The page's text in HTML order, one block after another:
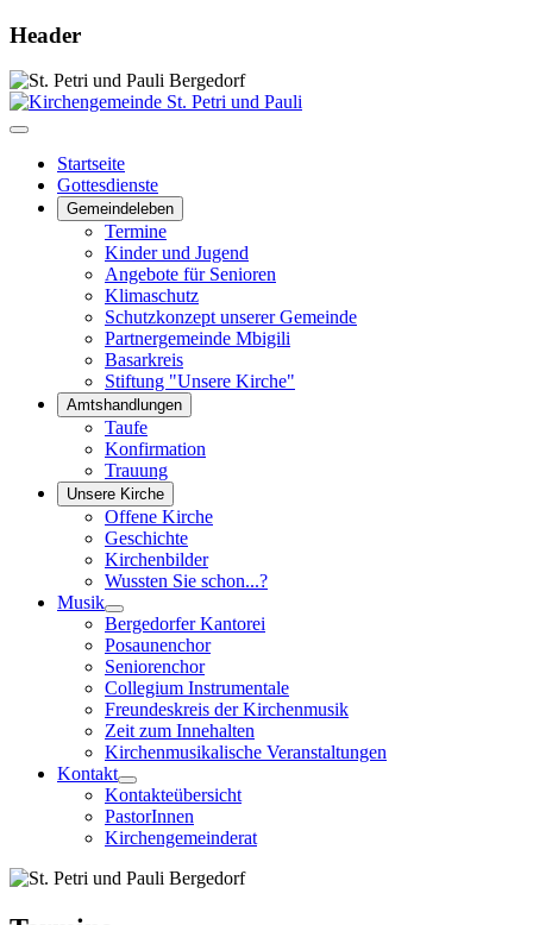
Header
Startseite
Gottesdienste
Gemeindeleben
Termine
Kinder und Jugend
Angebote für Senioren
Klimaschutz
Schutzkonzept unserer Gemeinde
Partnergemeinde Mbigili
Basarkreis
Stiftung "Unsere Kirche"
Amtshandlungen
Taufe
Konfirmation
Trauung
Unsere Kirche
Offene Kirche
Geschichte
Kirchenbilder
Wussten Sie schon...?
Musik
Bergedorfer Kantorei
Posaunenchor
Seniorenchor
Collegium Instrumentale
Freundeskreis der Kirchenmusik
Zeit zum Innehalten
Kirchenmusikalische Veranstaltungen
Kontakt
Kontakteübersicht
PastorInnen
Kirchengemeinderat